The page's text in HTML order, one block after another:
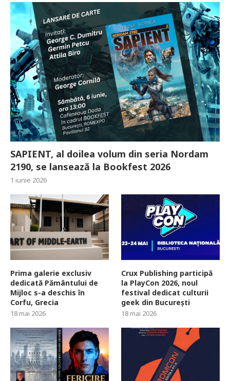
SAPIENT, al doilea volum din seria Nordam
2190, se lansează la Bookfest 2026
1 iunie 2026
Prima galerie exclusiv
dedicată Pământului de
Mijloc s-a deschis în
Corfu, Grecia
18 mai 2026
Crux Publishing participă
la PlayCon 2026, noul
festival dedicat culturii
geek din București
18 mai 2026